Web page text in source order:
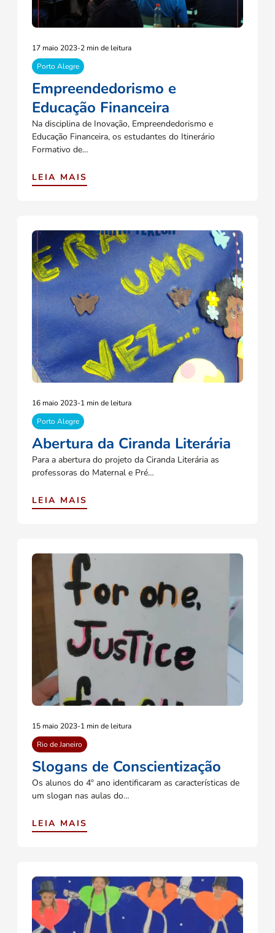
17 maio 2023-2 min de leitura
Porto Alegre
Empreendedorismo e
Educação Financeira
Na disciplina de Inovação, Empreendedorismo e
Educação Financeira, os estudantes do Itinerário
Formativo de…
LEIA MAIS
16 maio 2023-1 min de leitura
Porto Alegre
Abertura da Ciranda Literária
Para a abertura do projeto da Ciranda Literária as
professoras do Maternal e Pré…
LEIA MAIS
15 maio 2023-1 min de leitura
Rio de Janeiro
Slogans de Conscientização
Os alunos do 4º ano identificaram as características de
um slogan nas aulas do…
LEIA MAIS